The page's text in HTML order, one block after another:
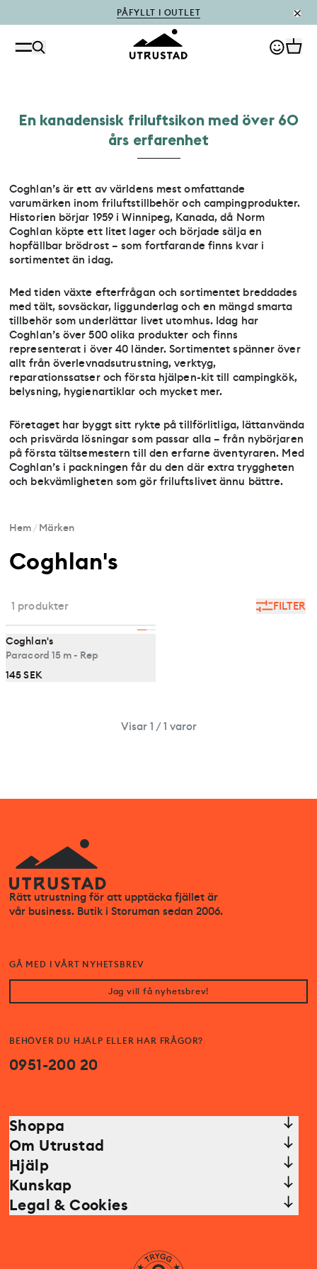
PÅFYLLT I OUTLET
En kanadensisk friluftsikon med över 60
års erfarenhet
Coghlan’s är ett av världens mest omfattande
varumärken inom friluftstillbehör och campingprodukter.
Historien börjar 1959 i Winnipeg, Kanada, då Norm
Coghlan köpte ett litet lager och började sälja en
hopfällbar brödrost – som fortfarande finns kvar i
sortimentet än idag.
Med tiden växte efterfrågan och sortimentet breddades
med tält, sovsäckar, liggunderlag och en mängd smarta
tillbehör som underlättar livet utomhus. Idag har
Coghlan’s över 500 olika produkter och finns
representerat i över 40 länder. Sortimentet spänner över
allt från överlevnadsutrustning, verktyg,
reparationssatser och första hjälpen-kit till campingkök,
belysning, hygienartiklar och mycket mer.
Företaget har byggt sitt rykte på tillförlitliga, lättanvända
och prisvärda lösningar som passar alla – från nybörjaren
på första tältsemestern till den erfarne äventyraren. Med
Coghlan’s i packningen får du den där extra tryggheten
och bekvämligheten som gör friluftslivet ännu bättre.
Hem/Märken
Coghlan's
FILTER
1 produkter
Coghlan's
Paracord 15 m - Rep
145 SEK
Visar 1 / 1 varor
Rätt utrustning för att upptäcka fjället är
vår business. Butik i Storuman sedan 2006.
BEHÖVER DU HJÄLP ELLER HAR FRÅGOR?
0951-200 20
GÅ MED I VÅRT NYHETSBREV
Jag vill få nyhetsbrev!
Shoppa
Om Utrustad
Hjälp
Kunskap
Legal & Cookies